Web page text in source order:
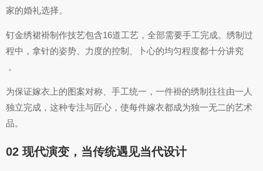
家的婚礼选择。
钉金绣裙褂制作技艺包含16道工艺，全部需要手工完成。绣制过
程中，拿针的姿势、力度的控制、卜心的均匀程度都十分讲究
。
为保证嫁衣上的图案对称、手工统一，一件褂的绣制往往由一人
独立完成，这种专注与匠心，使每件嫁衣都成为独一无二的艺术
品。
02 现代演变，当传统遇见当代设计